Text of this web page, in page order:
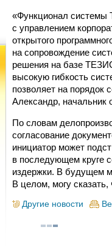
«Функционал системы
с управлением
открытого
на сопровождение
решения на базе
высокую гибкость
позволяет на порядок
Александр,
По словам
согласование
инициатор может
в последующем круге
издержки. В будущем
В целом, могу
Другие новости